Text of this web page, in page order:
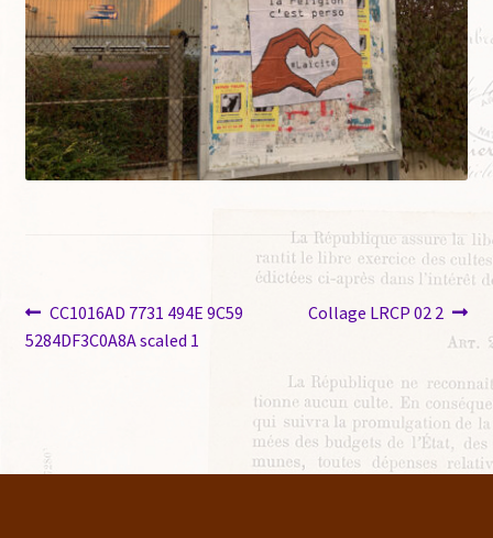
CC1016AD 7731 494E 9C59
5284DF3C0A8A scaled 1
Collage LRCP 02 2